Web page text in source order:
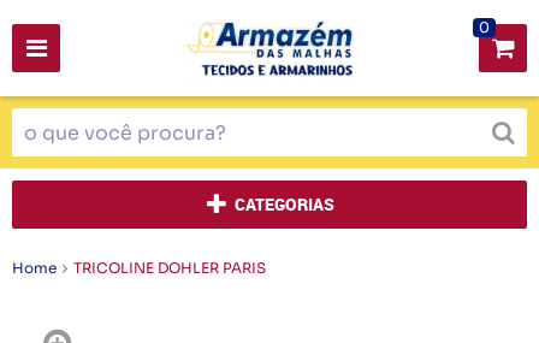
0
CATEGORIAS
Home TRICOLINE DOHLER PARIS